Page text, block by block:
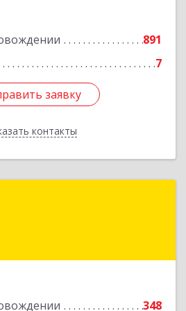
891
7
заявку
контакты
заявку
Назад
348
обл, Усолье-Сибирское г,